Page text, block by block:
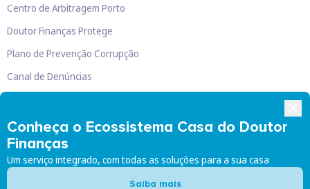
Conheça o Ecossistema Casa do Doutor
Finanças
Um serviço integrado, com todas as soluções para a sua casa
Saiba mais
Centro de Arbitragem Porto
Doutor Finanças Protege
Plano de Prevenção Corrupção
Canal de Denúncias
Doutor Finanças, Lda